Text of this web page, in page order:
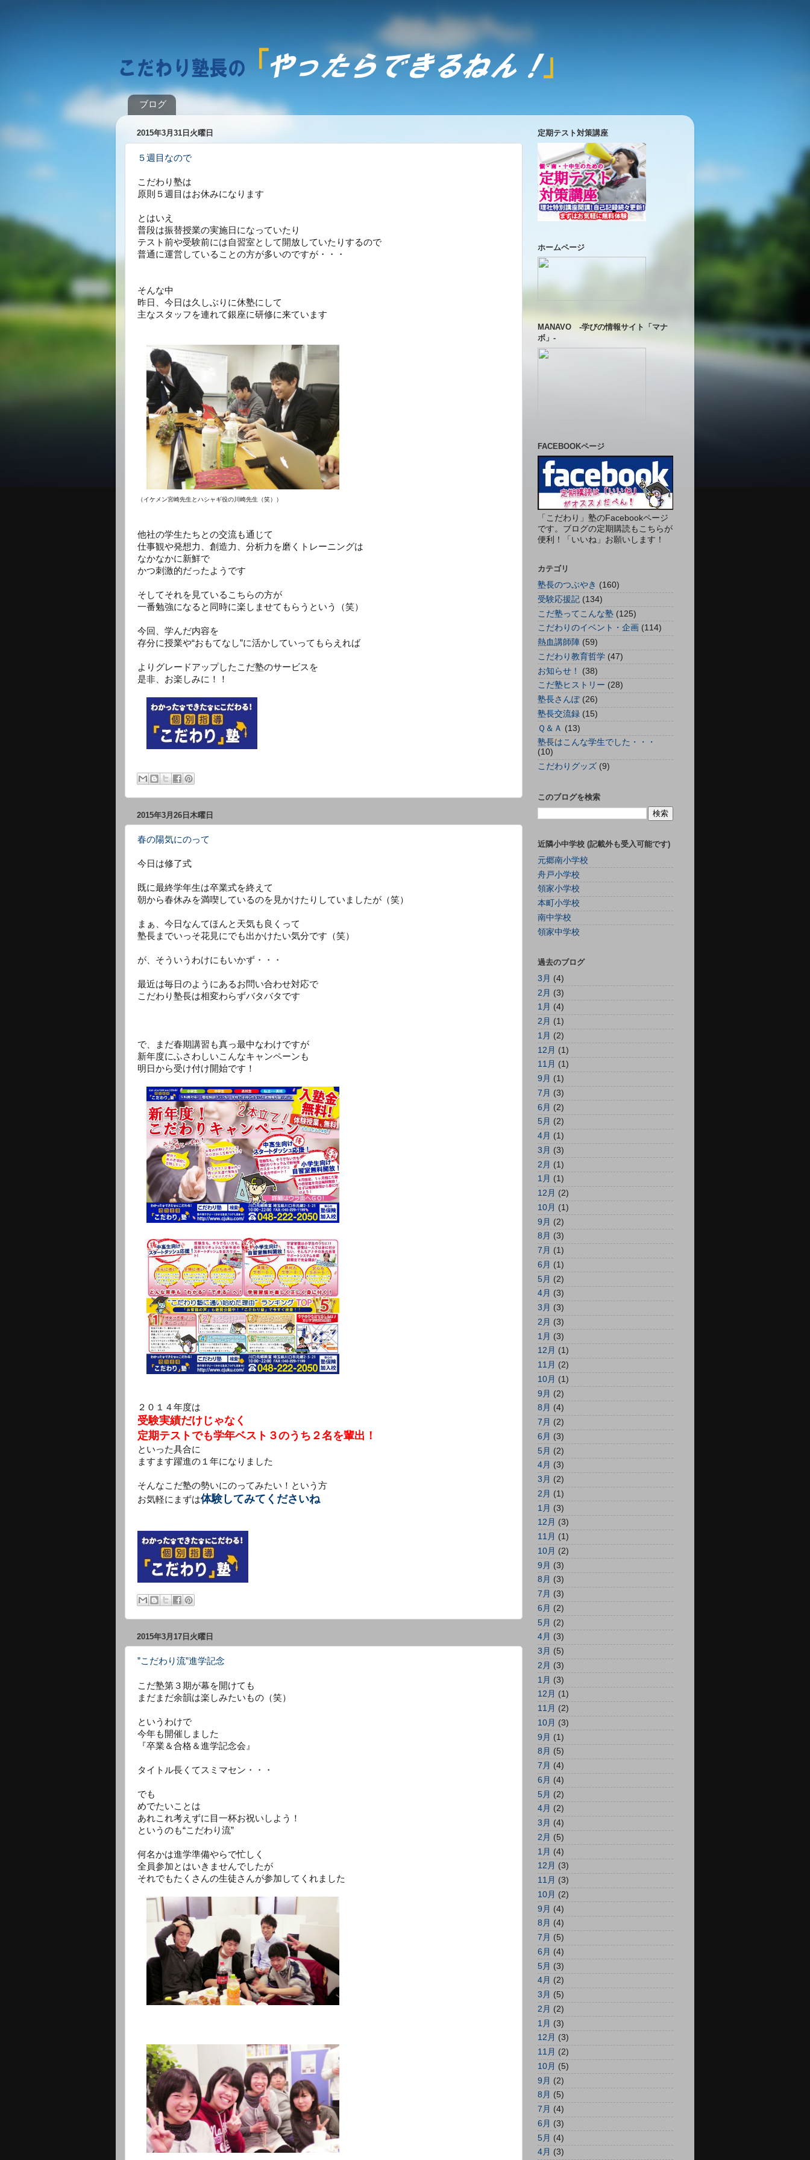
ブログ
2015年3月31日火曜日
５週目なので
こだわり塾は
原則５週目はお休みになります
とはいえ
普段は振替授業の実施日になっていたり
テスト前や受験前には自習室として開放していたりするので
普通に運営していることの方が多いのですが・・・
そんな中
昨日、今日は久しぶりに休塾にして
主なスタッフを連れて銀座に研修に来ています
（イケメン宮崎先生とハシャギ役の川崎先生（笑））
他社の学生たちとの交流も通じて
仕事観や発想力、創造力、分析力を磨くトレーニングは
なかなかに新鮮で
かつ刺激的だったようです
そしてそれを見ているこちらの方が
一番勉強になると同時に楽しませてもらうという（笑）
今回、学んだ内容を
存分に授業や“おもてなし”に活かしていってもらえれば
よりグレードアップしたこだ塾のサービスを
是非、お楽しみに！！
2015年3月26日木曜日
春の陽気にのって
今日は修了式
既に最終学年生は卒業式を終えて
朝から春休みを満喫しているのを見かけたりしていましたが（笑）
まぁ、今日なんてほんと天気も良くって
塾長までいっそ花見にでも出かけたい気分です（笑）
が、そういうわけにもいかず・・・
最近は毎日のようにあるお問い合わせ対応で
こだわり塾長は相変わらずバタバタです
で、まだ春期講習も真っ最中なわけですが
新年度にふさわしいこんなキャンペーンも
明日から受け付け開始です！
２０１４年度は
受験実績だけじゃなく
定期テストでも学年ベスト３のうち２名を輩出！
といった具合に
ますます躍進の１年になりました
そんなこだ塾の勢いにのってみたい！という方
お気軽にまずは体験してみてくださいね
2015年3月17日火曜日
”こだわり流”進学記念
こだ塾第３期が幕を開けても
まだまだ余韻は楽しみたいもの（笑）
というわけで
今年も開催しました
『卒業＆合格＆進学記念会』
タイトル長くてスミマセン・・・
でも
めでたいことは
あれこれ考えずに目一杯お祝いしよう！
というのも“こだわり流”
何名かは進学準備やらで忙しく
全員参加とはいきませんでしたが
それでもたくさんの生徒さんが参加してくれました
定期テスト対策講座
ホームページ
MANAVO -学びの情報サイト「マナ
ボ」-
FACEBOOKページ
「こだわり」塾のFacebookページ
です。ブログの定期購読もこちらが
便利！「いいね」お願いします！
カテゴリ
塾長のつぶやき (160)
受験応援記 (134)
こだ塾ってこんな塾 (125)
こだわりのイベント・企画 (114)
熱血講師陣 (59)
こだわり教育哲学 (47)
お知らせ！
(38)
こだ塾ヒストリー (28)
塾長さんぽ (26)
塾長交流録 (15)
Ｑ＆Ａ (13)
塾長はこんな学生でした・・・
(10)
こだわりグッズ (9)
このブログを検索
近隣小中学校 (記載外も受入可能です)
元郷南小学校
舟戸小学校
領家小学校
本町小学校
南中学校
領家中学校
過去のブログ
3月 (4)
2月 (3)
1月 (4)
2月 (1)
1月 (2)
12月 (1)
11月 (1)
9月 (1)
7月 (3)
6月 (2)
5月 (2)
4月 (1)
3月 (3)
2月 (1)
1月 (1)
12月 (2)
10月 (1)
9月 (2)
8月 (3)
7月 (1)
6月 (1)
5月 (2)
4月 (3)
3月 (3)
2月 (3)
1月 (3)
12月 (1)
11月 (2)
10月 (1)
9月 (2)
8月 (4)
7月 (2)
6月 (3)
5月 (2)
4月 (3)
3月 (2)
2月 (1)
1月 (3)
12月 (3)
11月 (1)
10月 (2)
9月 (3)
8月 (3)
7月 (3)
6月 (2)
5月 (2)
4月 (3)
3月 (5)
2月 (3)
1月 (3)
12月 (1)
11月 (2)
10月 (3)
9月 (1)
8月 (5)
7月 (4)
6月 (4)
5月 (2)
4月 (2)
3月 (4)
2月 (5)
1月 (4)
12月 (3)
11月 (3)
10月 (2)
9月 (4)
8月 (4)
7月 (5)
6月 (4)
5月 (3)
4月 (2)
3月 (5)
2月 (2)
1月 (3)
12月 (3)
11月 (2)
10月 (5)
9月 (2)
8月 (5)
7月 (4)
6月 (3)
5月 (4)
4月 (3)